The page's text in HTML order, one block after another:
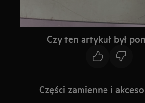
Czy ten artykuł był
Części zamienne i